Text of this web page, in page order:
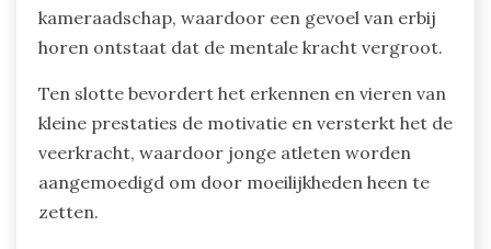
kameraadschap, waardoor een gevoel van erbij
horen ontstaat dat de mentale kracht vergroot.
Ten slotte bevordert het erkennen en vieren van
kleine prestaties de motivatie en versterkt het de
veerkracht, waardoor jonge atleten worden
aangemoedigd om door moeilijkheden heen te
zetten.